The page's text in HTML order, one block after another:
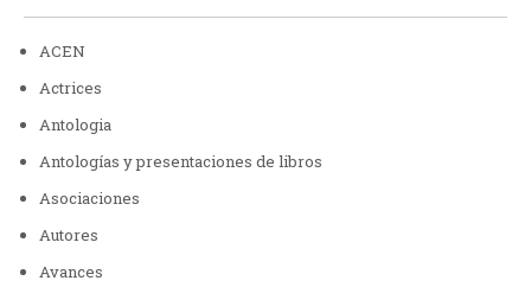
ACEN
Actrices
Antologia
Antologías y presentaciones de libros
Asociaciones
Autores
Avances